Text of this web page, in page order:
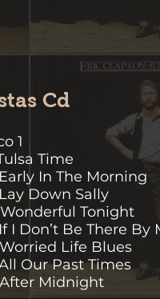
Cd
1
Time
In The Morning
Down Sally
Tonight
I Don’t Be There By
Life Blues
Our Past Times
Midnight